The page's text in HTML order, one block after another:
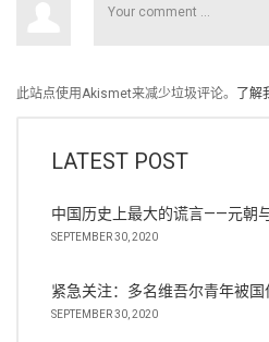
此站点使用Akismet来减少垃圾评论。 了
LATEST POST
中国历史上最大的谎言——元朝
SEPTEMBER 30, 2020
紧急关注：多名维吾尔青年被
SEPTEMBER 30, 2020